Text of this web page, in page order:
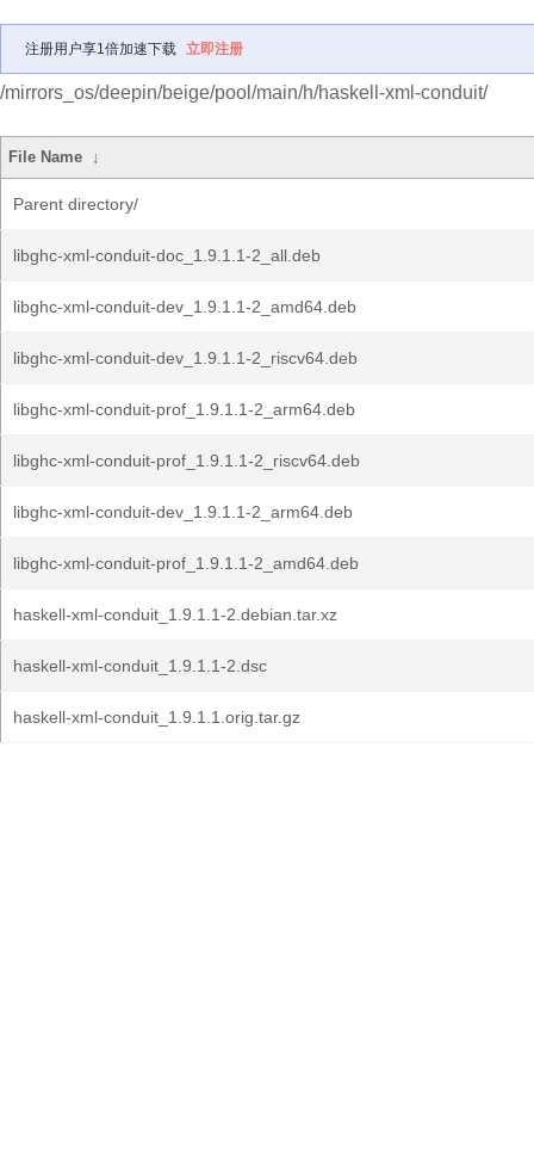
注册用户享1倍加速下载 立即注册
/mirrors_os/deepin/beige/pool/main/h/haskell-xml-conduit/
File Name ↓
Parent directory/
libghc-xml-conduit-doc_1.9.1.1-2_all.deb
libghc-xml-conduit-dev_1.9.1.1-2_amd64.deb
libghc-xml-conduit-dev_1.9.1.1-2_riscv64.deb
libghc-xml-conduit-prof_1.9.1.1-2_arm64.deb
libghc-xml-conduit-prof_1.9.1.1-2_riscv64.deb
libghc-xml-conduit-dev_1.9.1.1-2_arm64.deb
libghc-xml-conduit-prof_1.9.1.1-2_amd64.deb
haskell-xml-conduit_1.9.1.1-2.debian.tar.xz
haskell-xml-conduit_1.9.1.1-2.dsc
haskell-xml-conduit_1.9.1.1.orig.tar.gz